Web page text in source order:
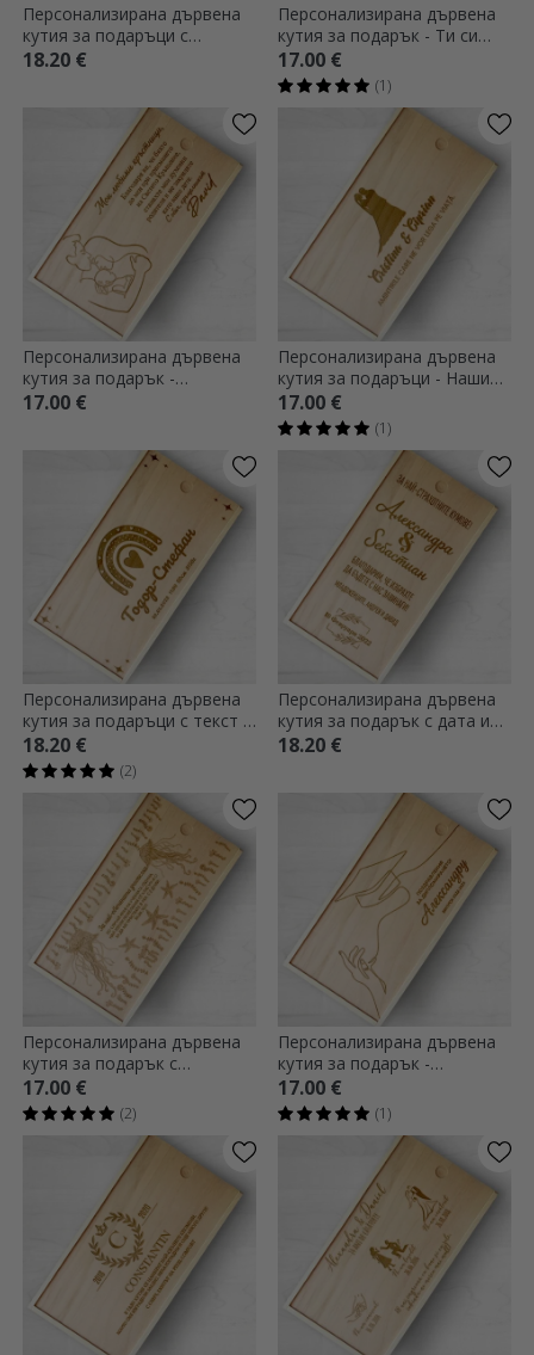
Персонализирана дървена
кутия за подаръци с
послание - Комплект за
18.20 €
Персонализирана дървена
кутия за подарък - Ти си
всичко, от което се нуждая
17.00 €
(1)
Персонализирана дървена
кутия за подарък -
Възлюбени кръстници
17.00 €
Персонализирана дървена
кутия за подаръци - Нашите
спомени
17.00 €
(1)
Персонализирана дървена
кутия за подаръци с текст -
Кутия за спомени за
новородени
18.20 €
(2)
Персонализирана дървена
кутия за подарък с дата и
послание - За най-готините
18.20 €
Персонализирана дървена
кутия за подарък с
послание - Най-доброто...
17.00 €
(2)
Персонализирана дървена
кутия за подарък -
Поздравления за
дипломирането ти!
17.00 €
(1)